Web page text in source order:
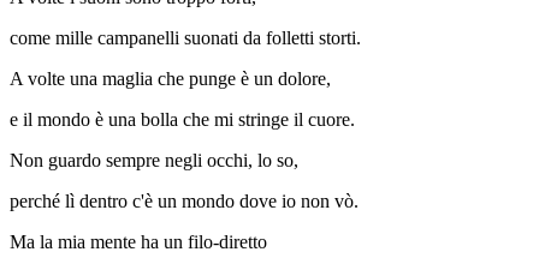
come mille campanelli suonati da folletti storti.
A volte una maglia che punge è un dolore,
e il mondo è una bolla che mi stringe il cuore.
Non guardo sempre negli occhi, lo so,
perché lì dentro c'è un mondo dove io non vò.
Ma la mia mente ha un filo-diretto